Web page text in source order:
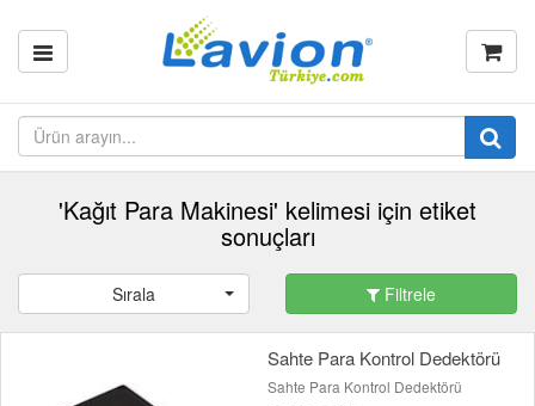
'Kağıt Para Makinesi' kelimesi için etiket
sonuçları
Sırala Filtrele
Sahte Para Kontrol Dedektörü
Sahte Para Kontrol Dedektörü